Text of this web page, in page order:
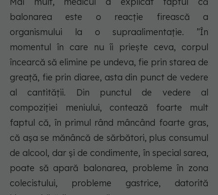
balonarea este o reacție firească a
organismului la o supraalimentație. ”În
momentul în care nu îi priește ceva, corpul
încearcă să elimine pe undeva, fie prin starea de
greață, fie prin diaree, asta din punct de vedere
al cantității. Din punctul de vedere al
compoziției meniului, contează foarte mult
faptul că, în primul rând mâncând foarte gras,
că așa se mănâncă de sărbători, plus consumul
de alcool, dar și de condimente, în special sarea,
poate să apară balonarea, probleme în zona
colecistului, probleme gastrice, datorită